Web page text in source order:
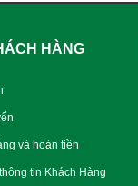
HÀNG
và hoàn tiền
tin Khách Hàng